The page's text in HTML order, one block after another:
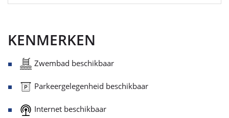
KENMERKEN
Zwembad beschikbaar
Parkeergelegenheid beschikbaar
Internet beschikbaar